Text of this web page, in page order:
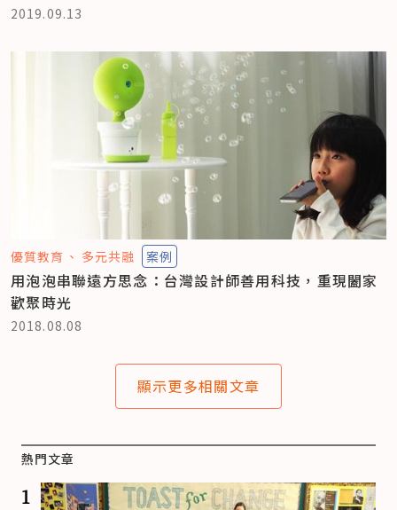
2019.09.13
優質教育 多元共融 案例
用泡泡串聯遠方思念：台灣設計師善用科技，重現闔家
歡聚時光
2018.08.08
顯示更多相關文章
熱門文章
1